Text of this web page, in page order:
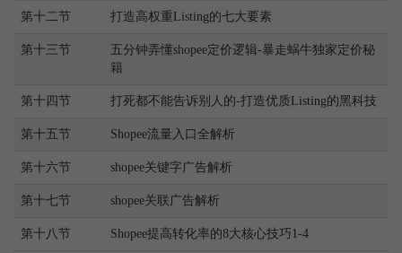
第十二节 打造高权重Listing的七大要素
第十三节
五分钟弄懂shopee定价逻辑-暴走蜗牛独家定价秘
籍
第十四节 打死都不能告诉别人的-打造优质Listing的黑科技
第十五节 Shopee流量入口全解析
第十六节 shopee关键字广告解析
第十七节 shopee关联广告解析
第十八节 Shopee提高转化率的8大核心技巧1-4